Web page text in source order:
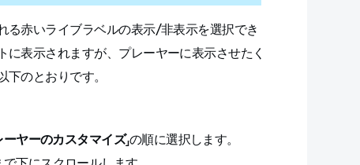
赤いライブラベルの表示/非表示を選択でき
表示されますが、プレーヤーに表示させたく
のとおりです。
ヤーのカスタマイズ」の順に選択します。